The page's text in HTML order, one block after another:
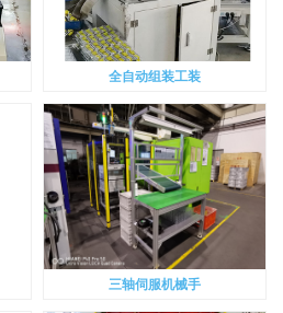
全自动组装工装
三轴伺服机械手